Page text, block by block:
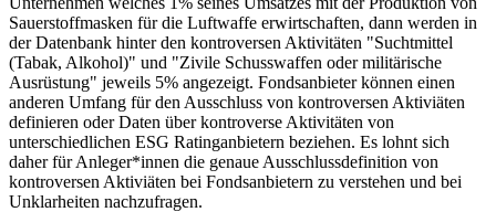
Sauerstoffmasken für die Luftwaffe erwirtschaften, dann werden in
der Datenbank hinter den kontroversen Aktivitäten "Suchtmittel
(Tabak, Alkohol)" und "Zivile Schusswaffen oder militärische
Ausrüstung" jeweils 5% angezeigt. Fondsanbieter können einen
anderen Umfang für den Ausschluss von kontroversen Aktiviäten
definieren oder Daten über kontroverse Aktivitäten von
unterschiedlichen ESG Ratinganbietern beziehen. Es lohnt sich
daher für Anleger*innen die genaue Ausschlussdefinition von
kontroversen Aktiviäten bei Fondsanbietern zu verstehen und bei
Unklarheiten nachzufragen.